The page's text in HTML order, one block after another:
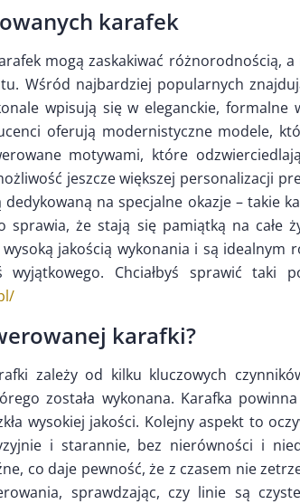
karafek
mogą zaskakiwać różnorodnością,
Wśród najbardziej popularnych
wpisują się w eleganckie, formalne
oferują modernistyczne modele,
motywami, które
jeszcze większej personalizacji
na specjalne okazje – takie
sprawia, że stają się pamiątką na całe
jakością wykonania i są idealnym
Chciałbyś sprawić taki
karafki?
zależy od kilku kluczowych
została wykonana. Karafka
wysokiej jakości. Kolejny aspekt to
i starannie, bez nierówności i
co daje pewność, że z czasem nie
sprawdzając, czy linie są